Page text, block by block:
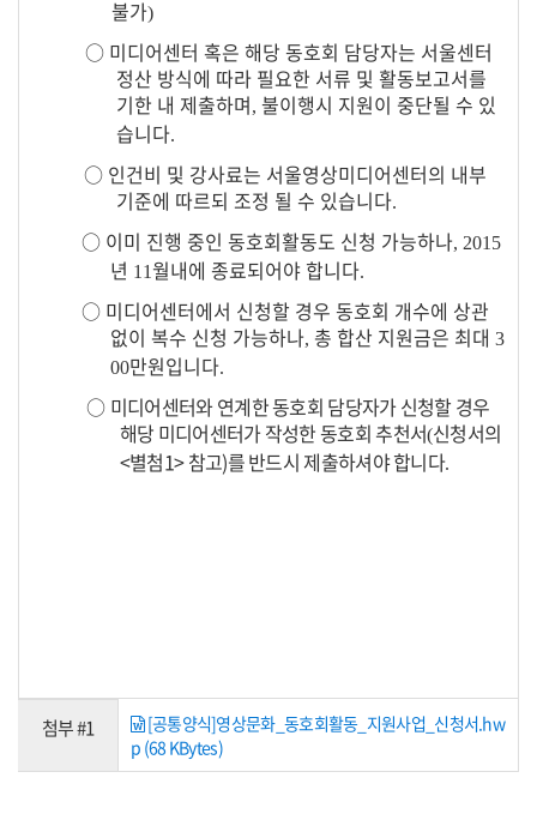
불가)
○ 미디어센터 혹은 해당 동호회 담당자는 서울센터
정산 방식에 따라 필요한 서류 및 활동보고서를
기한 내 제출하며,불이행시 지원이 중단될 수 있
습니다.
○ 인건비 및 강사료는 서울영상미디어센터의 내부
기준에 따르되 조정 될 수 있습니다.
○ 이미 진행 중인 동호회활동도 신청 가능하나, 2015
년 11월내에 종료되어야 합니다.
○ 미디어센터에서 신청할 경우 동호회 개수에 상관
없이 복수 신청 가능하나, 총 합산 지원금은 최대3
00만원입니다.
○ 미디어센터와 연계한 동호회 담당자가 신청할 경우
해당 미디어센터가 작성한 동호회 추천서(신청서의
<별첨1> 참고)를 반드시 제출하셔야 합니다.
첨부 #1
[공통양식]영상문화_동호회활동_지원사업_신청서.hw
p (68 KBytes)